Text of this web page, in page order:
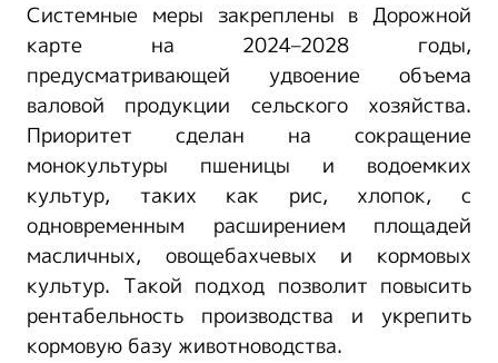
Системные меры закреплены в Дорожной
карте на 2024–2028 годы,
предусматривающей удвоение объема
валовой продукции сельского хозяйства.
Приоритет сделан на сокращение
монокультуры пшеницы и водоемких
культур, таких как рис, хлопок, с
одновременным расширением площадей
масличных, овощебахчевых и кормовых
культур. Такой подход позволит повысить
рентабельность производства и укрепить
кормовую базу животноводства.